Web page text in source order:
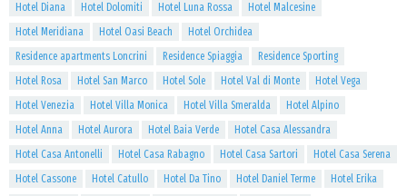
Hotel Diana
Hotel Dolomiti Hotel Luna Rossa
Hotel Malcesine
Hotel Meridiana
Hotel Oasi Beach
Hotel Orchidea
Residence apartments Loncrini
Residence Spiaggia
Residence Sporting
Hotel Rosa
Hotel San Marco Hotel Sole Hotel Val di Monte
Hotel Vega
Hotel Venezia
Hotel Villa Monica Hotel Villa Smeralda
Hotel Alpino
Hotel Anna
Hotel Aurora Hotel Baia Verde
Hotel Casa Alessandra
Hotel Casa Antonelli
Hotel Casa Rabagno Hotel Casa Sartori
Hotel Casa Serena
Hotel Cassone
Hotel Catullo Hotel Da Tino Hotel Daniel Terme
Hotel Erika